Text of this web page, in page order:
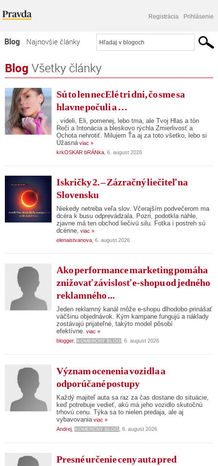
Registrácia Prihlásenie
Blog
Najnovšie články
Najčítanejšie články
Najkomentovanejšie články
Zoznam blogov
Komerčné blogy
Blog Všetky články
Sú to len necElé tri dni, čo sme sa
hlavne počuli a …
. videli, Eli, pomenej, lebo tma, ale Tvoj Hlas a tón
Reči a Intonácia a bleskovo rýchla Zmierlivosť a
Ochota nehrotiť. Milujem Ťa aj za toto všetko, lebo si
Úžasná viac »
krkOSKAR bRÁNka , 6. august 2026
Iskričky 2. – Zázračný liečiteľ na
Slovensku
Niekedy netreba veľa slov. Včerajším podvečerom ma
dcéra k busu odprevádzala. Pozri, podotkla náhle,
zjavne má ten obchod liečivú silu. Fotka i postreh sú
dcérine, viac »
elenaistvanova , 6. august 2026
Ako performance marketing pomáha
znižovať závislosť e-shopu od jedného
reklamného ...
Jeden reklamný kanál môže e-shopu dlhodobo prinášať
väčšinu objednávok. Kým kampane fungujú a náklady
zostávajú prijateľné, takýto model pôsobí
efektívne. viac »
blogger, KOMERČNÝ BLOG , 6. august 2026
Význam ocenenia vozidla a
odporúčané postupy
Každý majiteľ auta sa raz za čas dostane do situácie,
keď potrebuje vedieť, akú má jeho vozidlo skutočnú
trhovú cenu. Týka sa to nielen predaja, ale aj
vybavovania viac »
Andrej
KOMERČNÝ BLOG , 6. august 2026
Presné určenie ceny auta pred